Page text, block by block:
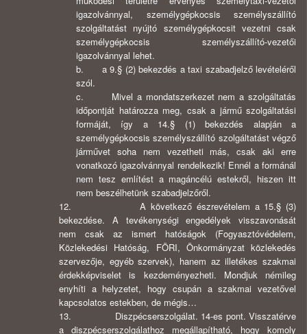
igazolvánnyal, személygépkocsis személyszállító
szolgáltatást nyújtó személygépkocsit vezetni csak
személygépkocsis személyszállító-vezetői
igazolvánnyal lehet.
b. a 9.§ (2) bekezdés a taxi szabadjelző levételéről
szól.
c. Mivel a mondatszerkezet nem a szolgáltatás
időpontját határozza meg, csak a jármű szolgáltatási
formáját, így a 14.§ (1) bekezdés alapján a
személygépkocsis személyszállító szolgáltatást végző
járművet soha nem vezetheti más, csak aki erre
vonatkozó igazolvánnyal rendelkezik! Ennél a formánál
nem tesz említést a magáncélú estekről, hiszen itt
nem beszélhetünk szabadjelzőről.
12. A következő észrevételem a 15.§ (3)
bekezdése. A tevékenységi engedélyek visszavonását
nem csak az ismert hatóságok (Fogyasztóvédelem,
Közlekedési Hatóság, FÖRI, Önkormányzat közlekedés
szervezője, egyéb szervek), hanem az illetékes szakmai
érdekképviselet is kezdeményezheti. Mondjuk némileg
enyhíti a helyzetet, hogy csupán a szakmai vezetővel
kapcsolatos estekben, de mégis…
13. Diszpécserszolgálat. 14-es pont. Visszatérve
a diszpécserszolgálathoz megállapítható, hogy komoly